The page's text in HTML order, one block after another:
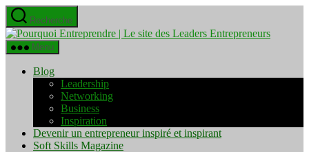
Aller
au
contenu
Recherche
Pourquoi
Menu
Blog
Leadership
Networking
Business
Inspiration
Devenir un entrepreneur inspiré et inspirant
Soft Skills Magazine